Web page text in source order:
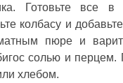
Готовьте все в
колбасу и
пюре и
солью и перцем.
хлебом.